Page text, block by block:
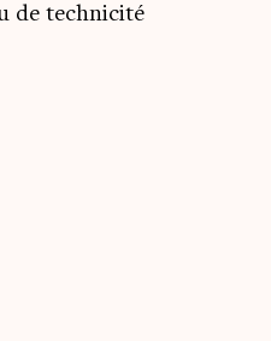
de tech­ni­ci­té